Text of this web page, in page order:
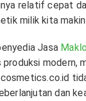
relatif cepat
milik kita
Jasa
modern,
dan